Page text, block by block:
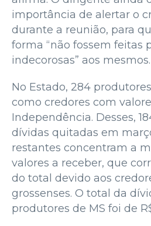
importância de alertar o
durante a reunião, para
forma “não fossem feitas
indecorosas” aos mesmos.
No Estado, 284
como credores com
Independência. Desses,
dívidas quitadas em
restantes concentram a
valores a receber, que
do total devido aos
grossenses. O total da
produtores de MS foi de